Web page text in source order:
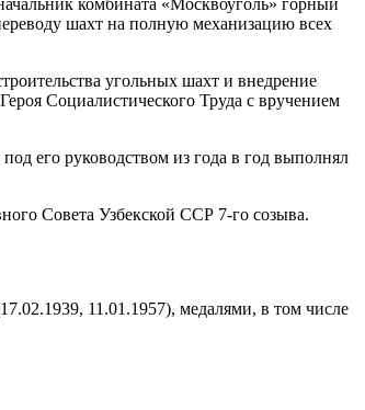
шахт на полную механизацию всех
угольных шахт и внедрение
Социалистического Труда с вручением
его руководством из года в год выполнял
Совета Узбекской ССР 7-го созыва.
11.01.1957), медалями, в том числе